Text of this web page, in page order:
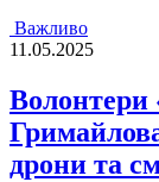
Важливо
11.05.2025
Волонтери
дрони та